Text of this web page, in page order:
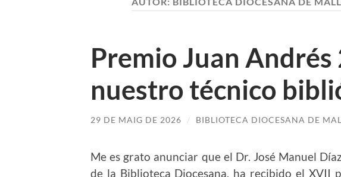
Premio Juan Andrés
nuestro técnico
29 DE MAIG DE 2026 / BIBLIOTECA DIOCESANA DE
Me es grato anunciar que el Dr. José Manuel
de la Biblioteca Diocesana, ha recibido el XVII